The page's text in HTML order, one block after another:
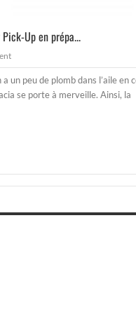
Up en prépa...
un peu de plomb dans l’aile en
se porte à merveille. Ainsi, la